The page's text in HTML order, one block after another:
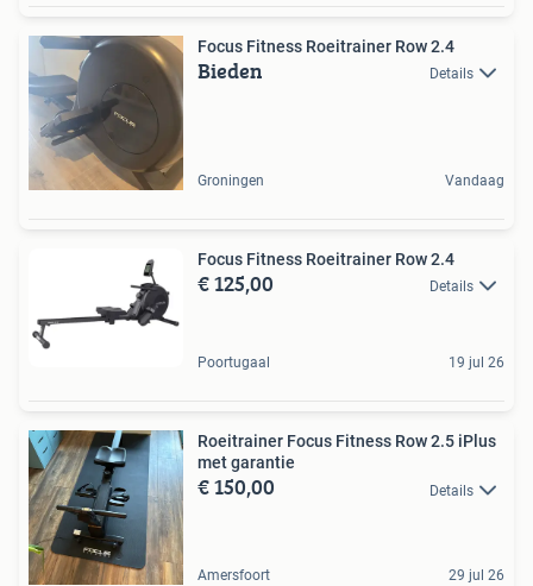
Focus Fitness Roeitrainer Row 2.4
Bieden Details
Groningen Vandaag
Focus Fitness Roeitrainer Row 2.4
€ 125,00 Details
Poortugaal 19 jul 26
Roeitrainer Focus Fitness Row 2.5 iPlus
met garantie
€ 150,00 Details
Amersfoort 29 jul 26